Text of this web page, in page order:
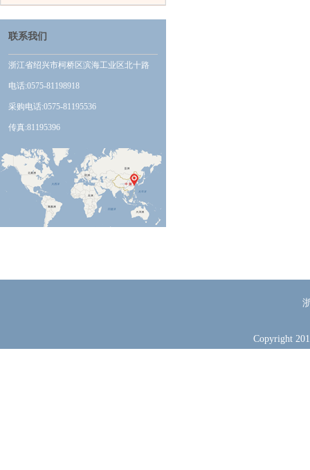
联系我们
浙江省绍兴市柯桥区滨海工业区北十路
电话:0575-81198918
采购电话:0575-81195536
传真:81195396
Copyright